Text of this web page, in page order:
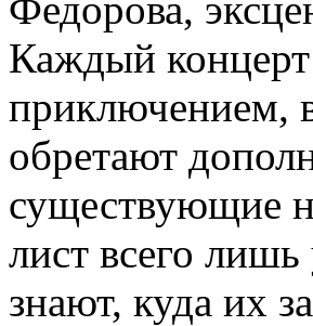
Каждый
приключением,
обретают
существующие
лист всего
знают, куда их